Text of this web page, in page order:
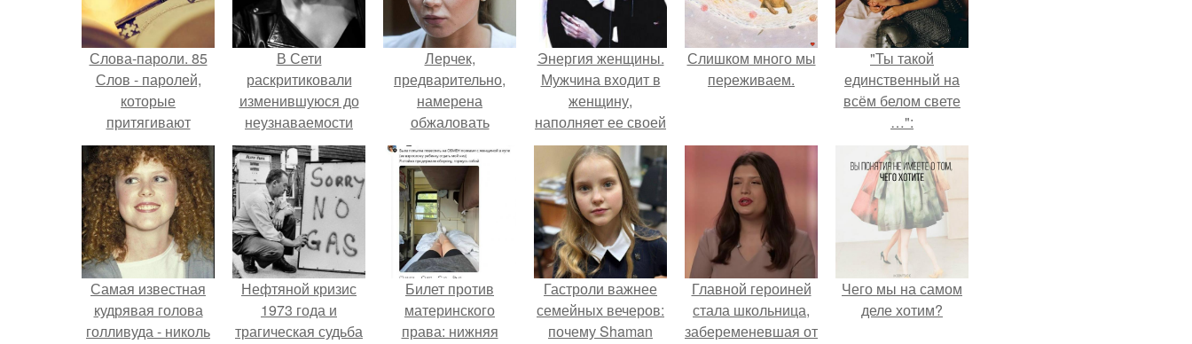
Слова-пароли. 85
Слов - паролей,
которые
притягивают
желаемое.
В Сети
раскритиковали
изменившуюся до
неузнаваемости
Марину зудину.
Лерчек,
предварительно,
намерена
обжаловать
Энергия женщины.
Мужчина входит в
женщину,
наполняет ее своей
сексуальной
энергией, чтобы
она расцвела.
Слишком много мы
пеpеживаем.
"Ты такой
единственный на
всём белом свете
…":
Самая известная
кудрявая голова
голливуда - николь
Нефтяной кризис
1973 года и
трагическая судьба
Билет против
материнского
права: нижняя
Гастроли важнее
семейных вечеров:
почему Shaman
Главной героиней
стала школьница,
забеременевшая от
Чего мы на самом
деле хотим?